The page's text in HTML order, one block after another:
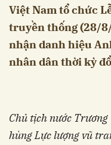
Việt Nam tổ chức
truyền thống (28/
nhận danh hiệu
nhân dân thời kỳ
Chủ tịch nước
hùng Lực lượng vũ